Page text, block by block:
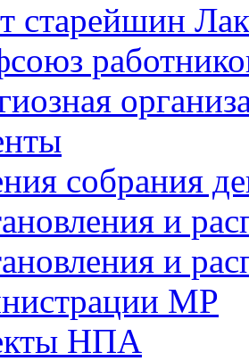
старейшин
собрания
и
и
МР
НПА